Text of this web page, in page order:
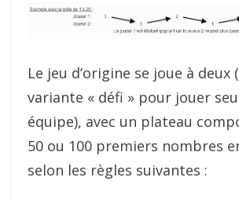
Le jeu d’origine se joue à deux
variante « défi » pour jouer
équipe), avec un plateau
50 ou 100 premiers nombres
selon les règles suivantes :